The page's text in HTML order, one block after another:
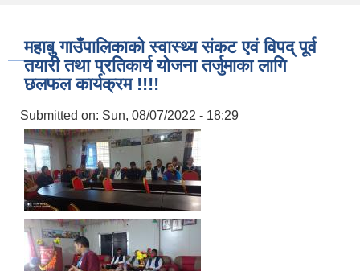
महाबु गाउँपालिकाको स्वास्थ्य संकट एवं विपद् पूर्व
तयारी तथा प्रतिकार्य योजना तर्जुमाका लागि
छलफल कार्यक्रम !!!!
Submitted on: Sun, 08/07/2022 - 18:29